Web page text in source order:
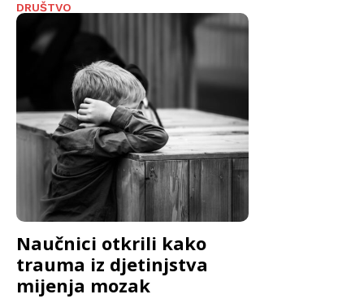
DRUŠTVO
Naučnici otkrili kako
trauma iz djetinjstva
mijenja mozak